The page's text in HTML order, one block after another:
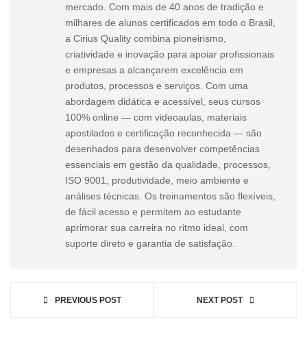
mercado. Com mais de 40 anos de tradição e
milhares de alunos certificados em todo o Brasil,
a Cirius Quality combina pioneirismo,
criatividade e inovação para apoiar profissionais
e empresas a alcançarem excelência em
produtos, processos e serviços. Com uma
abordagem didática e acessível, seus cursos
100% online — com videoaulas, materiais
apostilados e certificação reconhecida — são
desenhados para desenvolver competências
essenciais em gestão da qualidade, processos,
ISO 9001, produtividade, meio ambiente e
análises técnicas. Os treinamentos são flexíveis,
de fácil acesso e permitem ao estudante
aprimorar sua carreira no ritmo ideal, com
suporte direto e garantia de satisfação.
PREVIOUS POST NEXT POST